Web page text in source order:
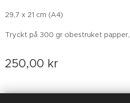
29,7 x 21 cm (A4)
Tryckt på 300 gr obestruket
250,00 kr